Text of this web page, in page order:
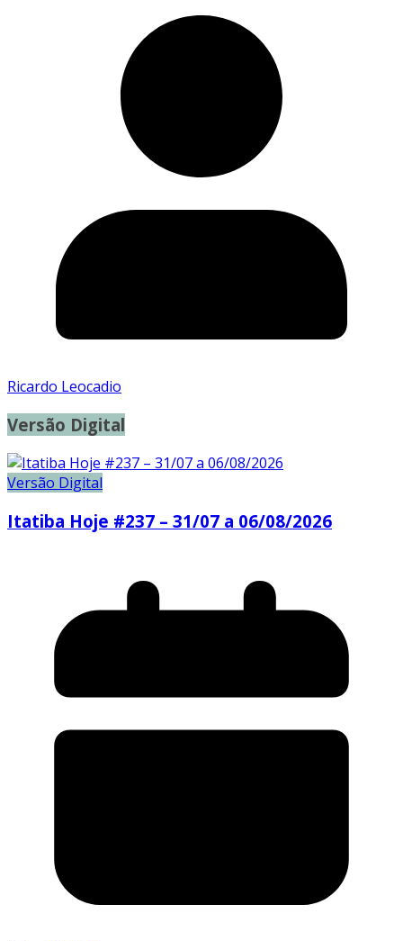
Ricardo Leocadio
Versão Digital
Versão Digital
Itatiba Hoje #237 – 31/07 a 06/08/2026